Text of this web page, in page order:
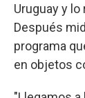
Uruguay y
Después
programa
en objetos